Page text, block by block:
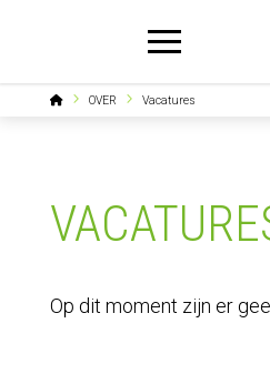
HomeOVER Vacatures
Op dit moment zijn er